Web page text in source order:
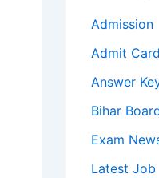
Admission
Admit Card
Answer
Bihar
Exam
Latest Job